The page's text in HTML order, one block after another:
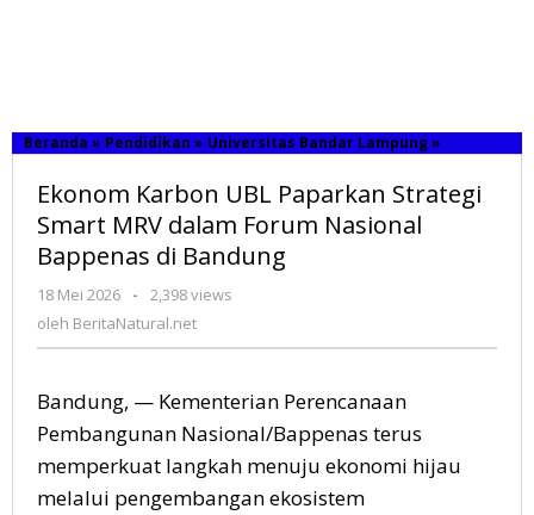
Beranda » Pendidikan » Universitas Bandar Lampung»
UBL
Paparkan
Ekonom Karbon UBL Paparkan Strategi
Smart MRV dalam Forum Nasional
Bappenas di Bandung
18 Mei 2026
oleh
BeritaNatural.net
-
2,398 views
oleh BeritaNatural.net
Bandung, — Kementerian Perencanaan
Pembangunan Nasional/Bappenas terus
memperkuat langkah menuju ekonomi hijau
melalui pengembangan ekosistem